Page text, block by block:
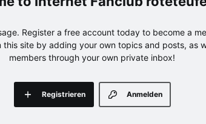
Register a free account today to become a
site by adding your own topics and posts, as
members through your own private inbox!
Anmelden
Registrieren